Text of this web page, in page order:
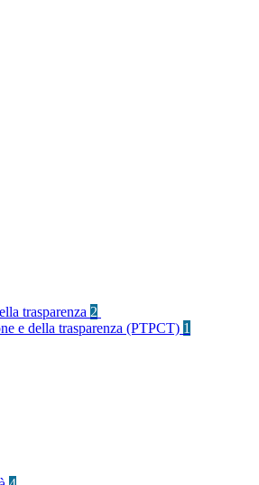
trasparenza 2
e della trasparenza (PTPCT) 1